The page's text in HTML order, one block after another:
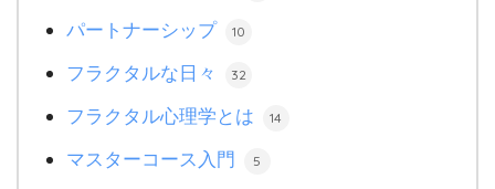
パートナーシップ 10
フラクタルな日々 32
フラクタル心理学とは 14
マスターコース入門 5